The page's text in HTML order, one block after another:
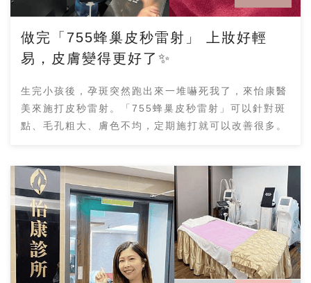
做完「755蜂巢皮秒雷射」 上妝好輕
易，皮膚變得更好了✨
生完小孩後，孕斑突然跑出來一堆嚇死我了，來怡康醫
美來施打皮秒雷射。「755蜂巢皮秒雷射」可以針對斑
點、毛孔粗大、膚色不均，定期施打就可以改善很多。